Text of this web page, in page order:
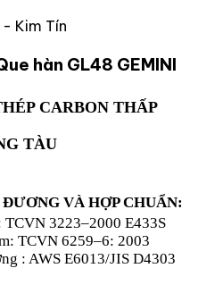
- Kim Tín
hàn GL48 GEMINI
CARBON THẤP
TÀU
VÀ HỢP CHUẨN:
TCVN 3223–2000 E433S
TCVN 6259–6: 2003
: AWS E6013/JIS D4303